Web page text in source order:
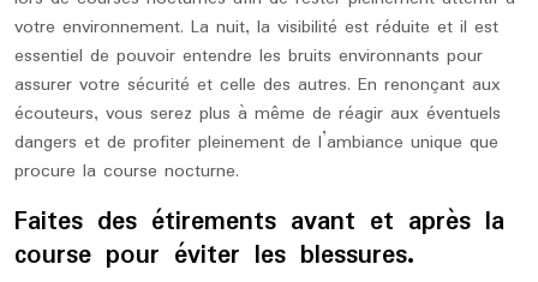
votre environnement. La nuit, la visibilité est réduite et il est
essentiel de pouvoir entendre les bruits environnants pour
assurer votre sécurité et celle des autres. En renonçant aux
écouteurs, vous serez plus à même de réagir aux éventuels
dangers et de profiter pleinement de l’ambiance unique que
procure la course nocturne.
Faites des étirements avant et après la
course pour éviter les blessures.